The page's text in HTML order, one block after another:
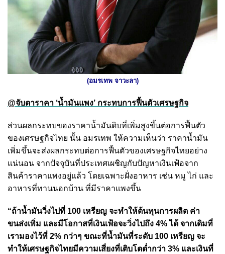
(อมรเทพ จาวะลา)
@จับตาราคา ‘น้ำมันแพง’ กระทบการฟื้นตัวเศรษฐกิจ
ส่วนผลกระทบของราคาน้ำมันดิบที่เพิ่มสูงขึ้นต่อการฟื้นตัว
ของเศรษฐกิจไทย นั้น อมรเทพ ให้ความเห็นว่า ราคาน้ำมัน
เพิ่มขึ้นจะส่งผลกระทบต่อการฟื้นตัวของเศรษฐกิจไทยอย่าง
แน่นอน จากปัจจุบันที่ประเทศเผชิญกับปัญหาเงินเฟ้อจาก
สินค้าราคาแพงอยู่แล้ว โดยเฉพาะฝั่งอาหาร เช่น หมู ไก่ และ
อาหารที่ทานนอกบ้าน ที่มีราคาแพงขึ้น
“ถ้าน้ำมันวิ่งไปที่ 100 เหรียญ จะทำให้ต้นทุนการผลิต ค่า
ขนส่งเพิ่ม และมีโอกาสที่เงินเฟ้อจะวิ่งไปถึง 4% ได้ จากเดิมที่
เรามองไว้ที่ 2% กว่าๆ ขณะที่น้ำมันที่ระดับ 100 เหรียญ จะ
ทำให้เศรษฐกิจไทยมีความเสี่ยงที่เติบโตต่ำกว่า 3% และเงินที่